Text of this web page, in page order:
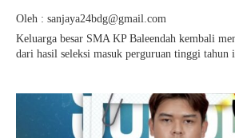
Oleh : sanjaya24bdg@gmail.com
Keluarga besar SMA KP Baleendah kembali
dari hasil seleksi masuk perguruan tinggi tahun